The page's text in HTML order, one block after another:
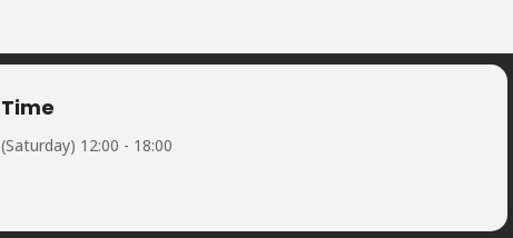
Time
(Saturday) 12:00 - 18:00